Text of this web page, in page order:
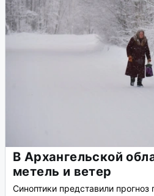
В Архангельской
метель и ветер
Синоптики представили прогноз